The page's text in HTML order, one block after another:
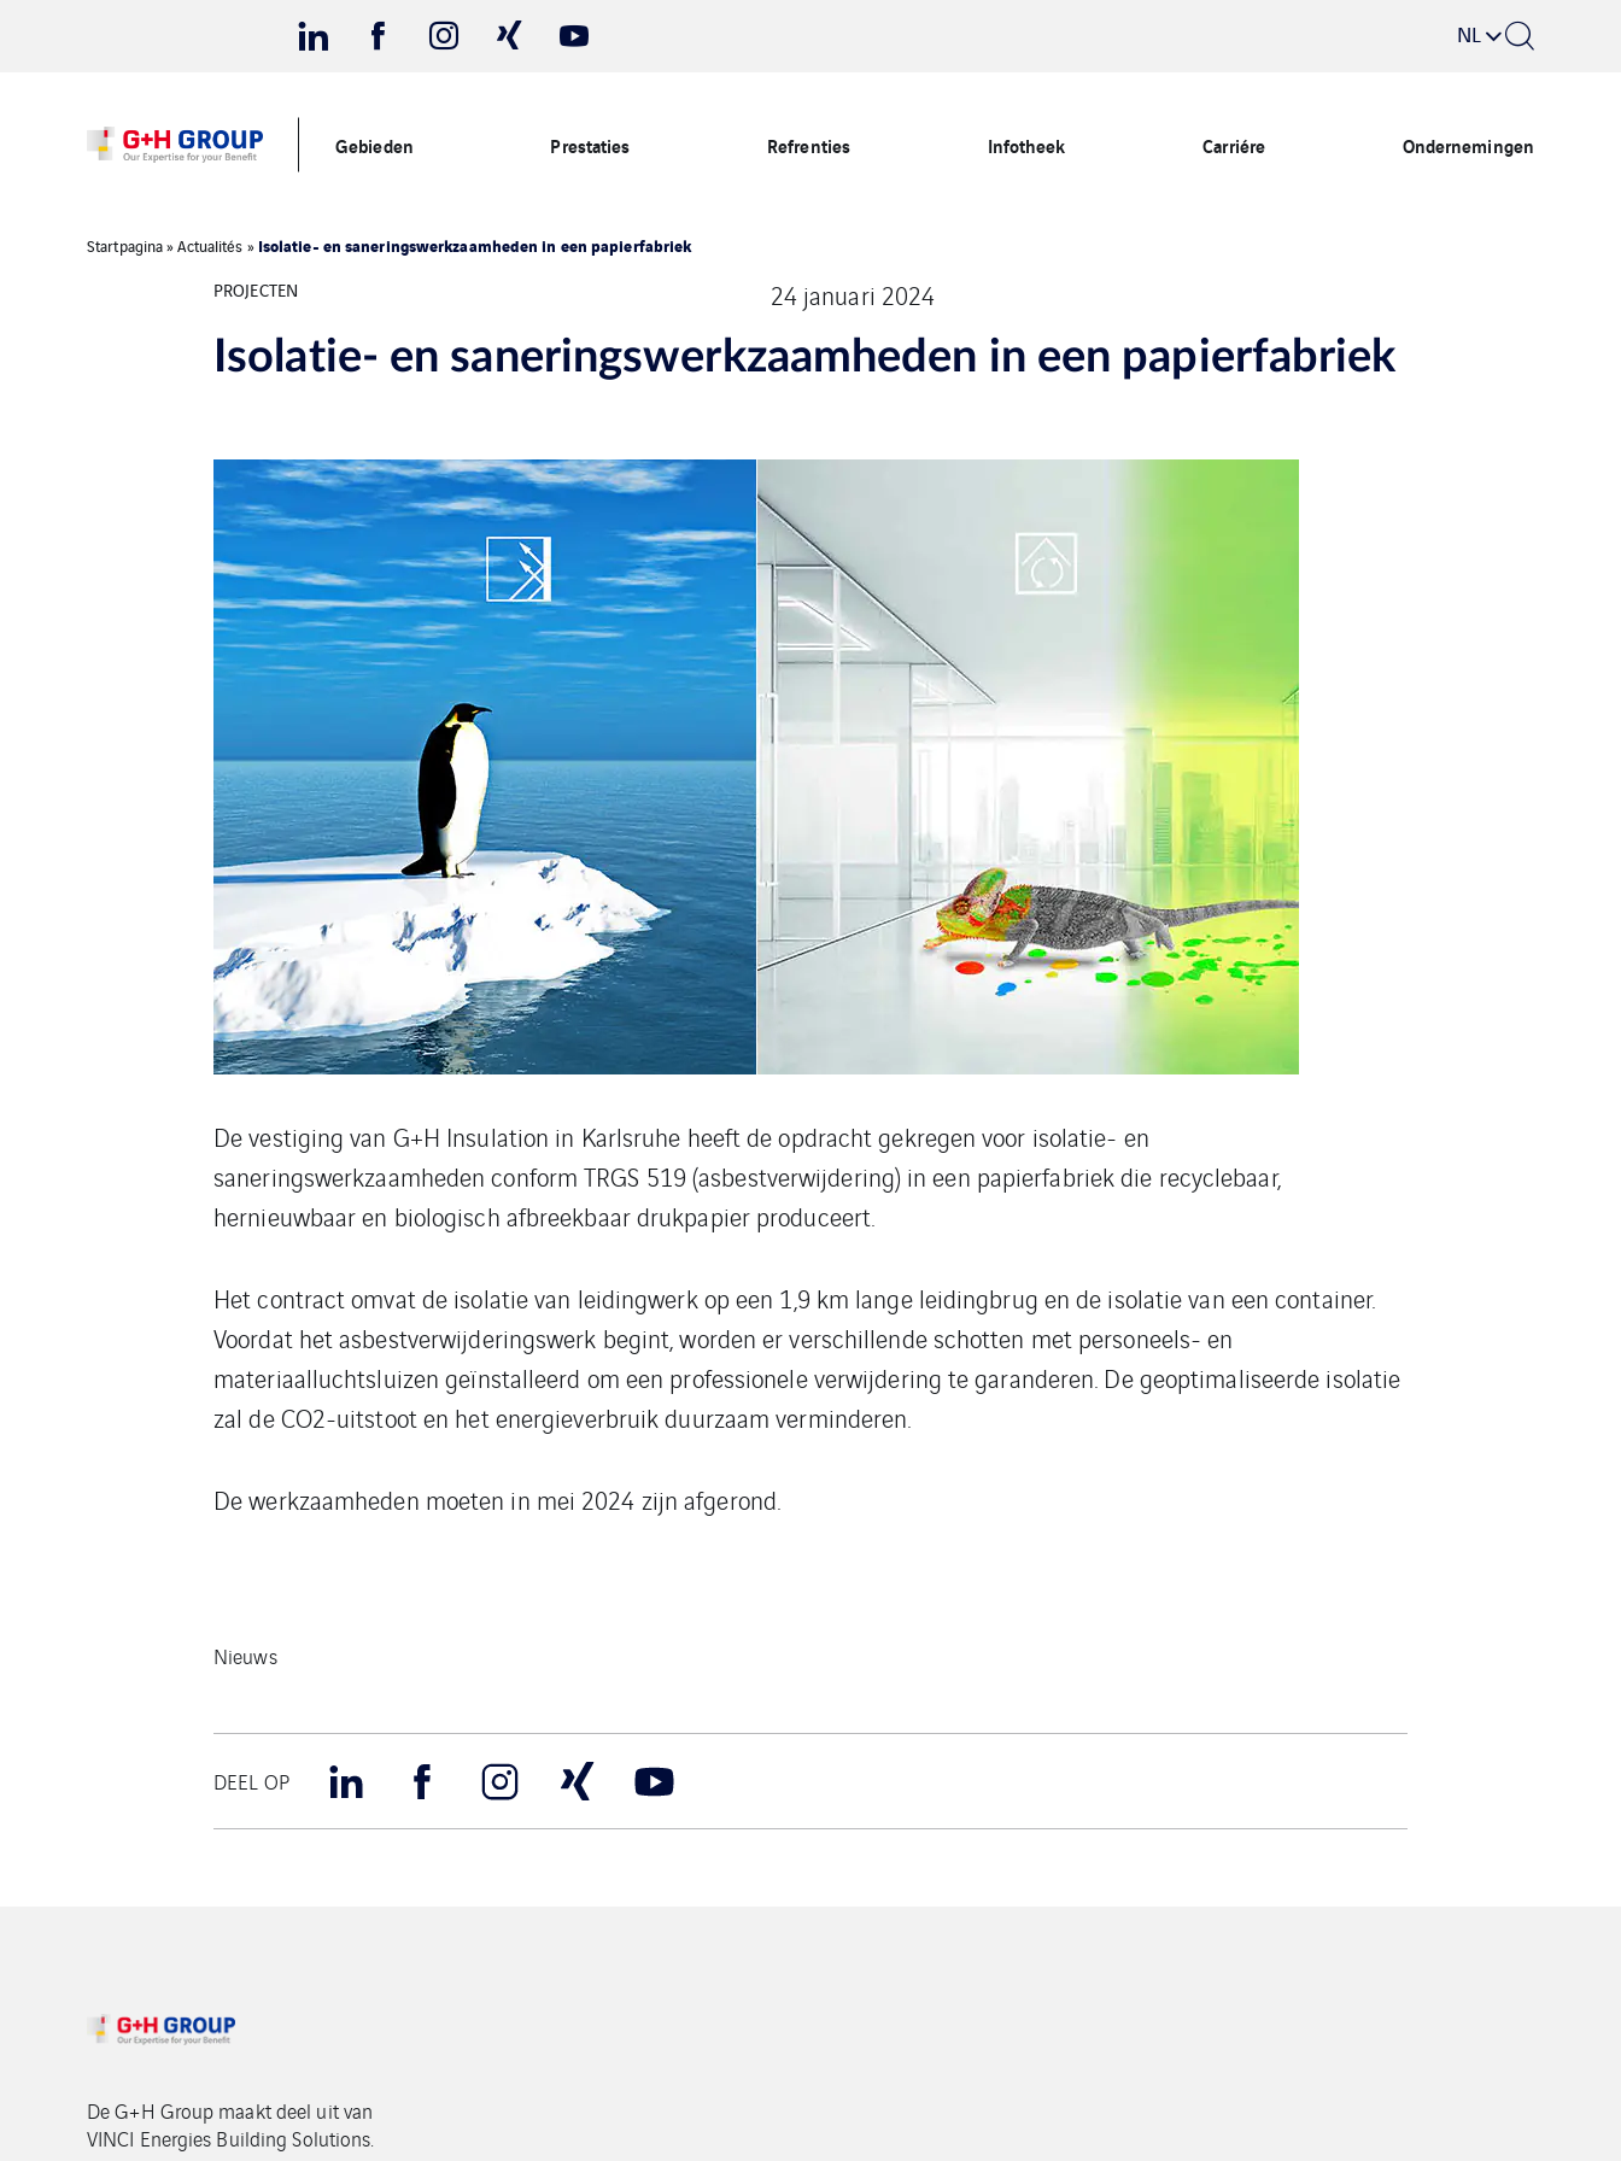
NL
Gebieden Prestaties Refrenties Infotheek Carriére Ondernemingen
Startpagina»Actualités » Isolatie- en saneringswerkzaamheden in een papierfabriek
PROJECTEN
24 januari 2024
Isolatie- en saneringswerkzaamheden in een papierfabriek
De vestiging van G+H Insulation in Karlsruhe heeft de opdracht gekregen voor isolatie- en
saneringswerkzaamheden conform TRGS 519 (asbestverwijdering) in een papierfabriek die recyclebaar,
hernieuwbaar en biologisch afbreekbaar drukpapier produceert.
Het contract omvat de isolatie van leidingwerk op een 1,9 km lange leidingbrug en de isolatie van een container.
Voordat het asbestverwijderingswerk begint, worden er verschillende schotten met personeels- en
materiaalluchtsluizen geïnstalleerd om een professionele verwijdering te garanderen. De geoptimaliseerde isolatie
zal de CO2-uitstoot en het energieverbruik duurzaam verminderen.
De werkzaamheden moeten in mei 2024 zijn afgerond.
Nieuws
DEEL OP
De G+H Group maakt deel uit van
VINCI Energies Building Solutions.